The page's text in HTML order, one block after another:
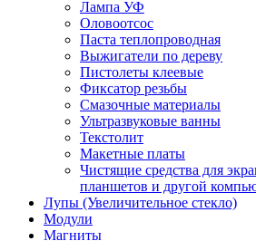
Лампа УФ
Оловоотсос
Паста теплопроводная
Выжигатели по дереву
Пистолеты клеевые
Фиксатор резьбы
Смазочные материалы
Ультразвуковые ванны
Текстолит
Макетные платы
Чистящие средства для
планшетов и другой
Лупы (Увеличительное стекло)
Модули
Магниты